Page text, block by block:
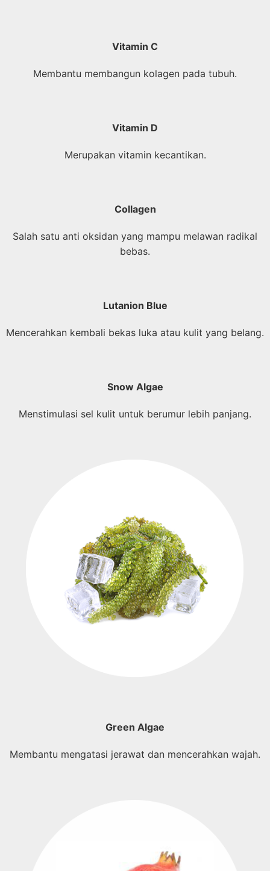
Vitamin C
Membantu membangun kolagen pada tubuh.
Vitamin D
Merupakan vitamin kecantikan.
Collagen
Salah satu anti oksidan yang mampu melawan radikal
bebas.
Lutanion Blue
Mencerahkan kembali bekas luka atau kulit yang belang.
Snow Algae
Menstimulasi sel kulit untuk berumur lebih panjang.
Green Algae
Membantu mengatasi jerawat dan mencerahkan wajah.